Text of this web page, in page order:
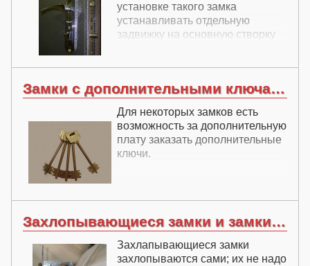
установке такого замка
устанавливать отдельную
задвижку на основную створку
Замки с дополнительными ключами
Для некоторых замков есть
возможность за дополнительную
плату заказать дополнительные
ключи.
Захлопывающиеся замки и замки с автозакрыванием
Захлапывающиеся замки
захлопываются сами; их не надо